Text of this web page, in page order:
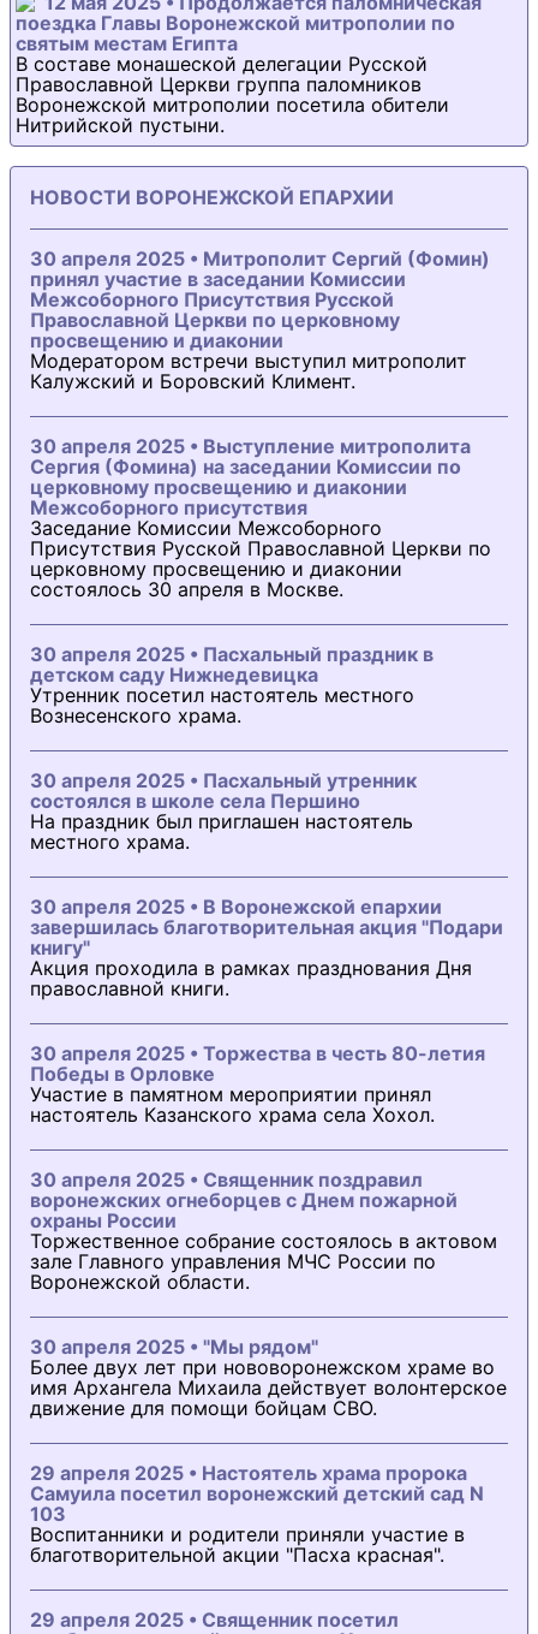
поездка Главы Воронежской митрополии по
святым местам Египта
В составе монашеской делегации Русской
Православной Церкви группа паломников
Воронежской митрополии посетила обители
Нитрийской пустыни.
НОВОСТИ ВОРОНЕЖСКОЙ ЕПАРХИИ
30 апреля 2025 • Митрополит Сергий (Фомин)
принял участие в заседании Комиссии
Межсоборного Присутствия Русской
Православной Церкви по церковному
просвещению и диаконии
Модератором встречи выступил митрополит
Калужский и Боровский Климент.
30 апреля 2025 • Выступление митрополита
Сергия (Фомина) на заседании Комиссии по
церковному просвещению и диаконии
Межсоборного присутствия
Заседание Комиссии Межсоборного
Присутствия Русской Православной Церкви по
церковному просвещению и диаконии
состоялось 30 апреля в Москве.
30 апреля 2025 • Пасхальный праздник в
детском саду Нижнедевицка
Утренник посетил настоятель местного
Вознесенского храма.
30 апреля 2025 • Пасхальный утренник
состоялся в школе села Першино
На праздник был приглашен настоятель
местного храма.
30 апреля 2025 • В Воронежской епархии
завершилась благотворительная акция "Подари
книгу"
Акция проходила в рамках празднования Дня
православной книги.
30 апреля 2025 • Торжества в честь 80-летия
Победы в Орловке
Участие в памятном мероприятии принял
настоятель Казанского храма села Хохол.
30 апреля 2025 • Священник поздравил
воронежских огнеборцев с Днем пожарной
охраны России
Торжественное собрание состоялось в актовом
зале Главного управления МЧС России по
Воронежской области.
30 апреля 2025 • "Мы рядом"
Более двух лет при нововоронежском храме во
имя Архангела Михаила действует волонтерское
движение для помощи бойцам СВО.
29 апреля 2025 • Настоятель храма пророка
Самуила посетил воронежский детский сад N
103
Воспитанники и родители приняли участие в
благотворительной акции "Пасха красная".
29 апреля 2025 • Священник посетил